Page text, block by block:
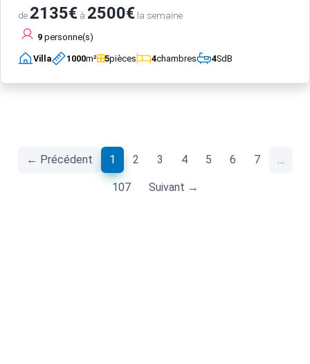
de 2135€ à 2500€ la semaine
9 personne(s)
Villa 1000m² 5pièces 4chambres 4SdB
← Précédent 1 (current)
2 3 4 5 6 7 …
107 Suivant →